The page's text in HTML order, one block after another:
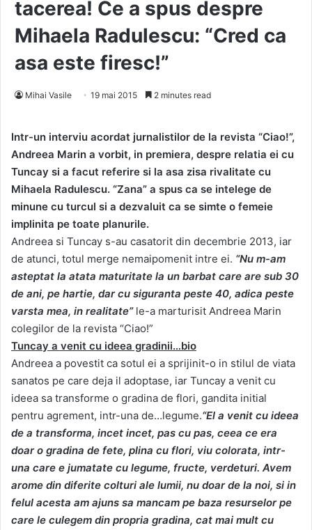
tacerea! Ce a spus despre
Mihaela Radulescu: “Cred ca
asa este firesc!”
Mihai Vasile 19 mai 2015 2 minutes read
Intr-un interviu acordat jurnalistilor de la revista “Ciao!”,
Andreea Marin a vorbit, in premiera, despre relatia ei cu
Tuncay si a facut referire si la asa zisa rivalitate cu
Mihaela Radulescu. “Zana” a spus ca se intelege de
minune cu turcul si a dezvaluit ca se simte o femeie
implinita pe toate planurile.
Andreea si Tuncay s-au casatorit din decembrie 2013, iar
de atunci, totul merge nemaipomenit intre ei. “Nu m-am
asteptat la atata maturitate la un barbat care are sub 30
de ani, pe hartie, dar cu siguranta peste 40, adica peste
varsta mea, in realitate”le-a marturisit Andreea Marin
colegilor de la revista “Ciao!”
Tuncay a venit cu ideea gradinii…bio
Andreea a povestit ca sotul ei a sprijinit-o in stilul de viata
sanatos pe care deja il adoptase, iar Tuncay a venit cu
ideea sa transforme o gradina de flori, gandita initial
pentru agrement, intr-una de…legume.“El a venit cu ideea
de a transforma, incet incet, pas cu pas, ceea ce era
doar o gradina de fete, plina cu flori, viu colorata, intr-
una care e jumatate cu legume, fructe, verdeturi. Avem
arome din diferite colturi ale lumii, nu doar de la noi, si in
felul acesta am ajuns sa mancam pe baza resurselor pe
care le culegem din propria gradina, cat mai mult cu